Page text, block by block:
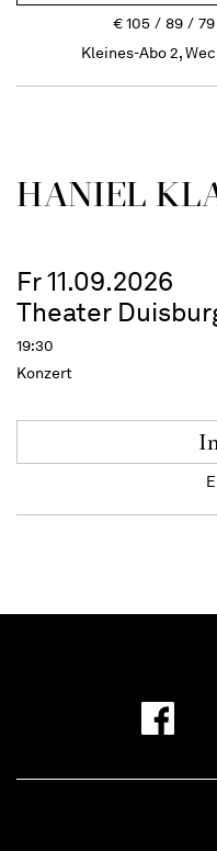
€105 89 79
Kleines-Abo 2,
HANIEL
Fr 11.09.2026
Theater
19:30
Konzert